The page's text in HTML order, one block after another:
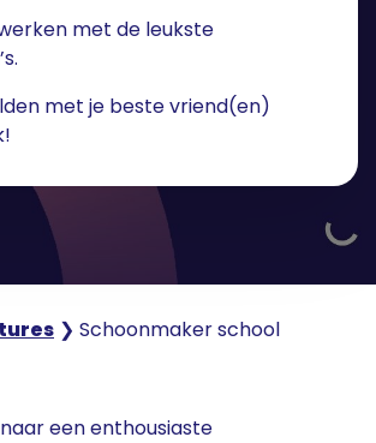
met de leukste
met je beste vriend(en)
❯ Schoonmaker school
een enthousiaste